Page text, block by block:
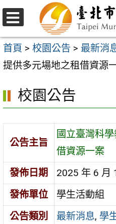
跳
至
主
要
容
區
選
單
首頁 > 校園公告 > 最新消
提供多元場地之租借資源
校園公告
公告主旨
國立臺灣科
借資源一案
發佈日期
2025 年 6 月
發佈單位
學生活動組
公告類別
最新消息, 學